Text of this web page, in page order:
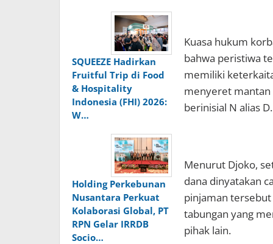
SQUEEZE Hadirkan
Fruitful Trip di Food
& Hospitality
Indonesia (FHI) 2026:
W…
Holding Perkebunan
Nusantara Perkuat
Kolaborasi Global, PT
RPN Gelar IRRDB
Socio…
Kuasa hukum
bahwa peristiwa
memiliki
menyeret mantan
berinisial N alias D.
Menurut Djoko,
dana dinyatakan
pinjaman tersebut
tabungan yang
pihak lain.